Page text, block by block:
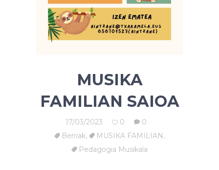
MUSIKA
FAMILIAN SAIOA
17/03/2023 0
0
Berriak, MUSIKA FAMILIAN,
Pedagogia Musikala